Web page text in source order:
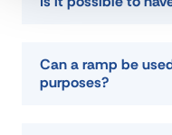
Can a ramp be
purposes?